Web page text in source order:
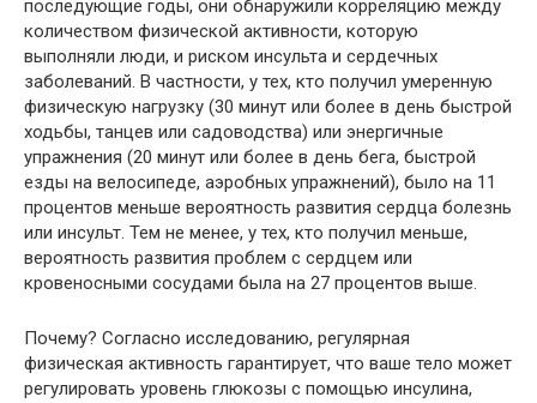
последующие годы, они обнаружили корреляцию между
количеством физической активности, которую
выполняли люди, и риском инсульта и сердечных
заболеваний. В частности, у тех, кто получил умеренную
физическую нагрузку (30 минут или более в день быстрой
ходьбы, танцев или садоводства) или энергичные
упражнения (20 минут или более в день бега, быстрой
езды на велосипеде, аэробных упражнений), было на 11
процентов меньше вероятность развития сердца болезнь
или инсульт. Тем не менее, у тех, кто получил меньше,
вероятность развития проблем с сердцем или
кровеносными сосудами была на 27 процентов выше.
Почему? Согласно исследованию, регулярная
физическая активность гарантирует, что ваше тело может
регулировать уровень глюкозы с помощью инсулина,